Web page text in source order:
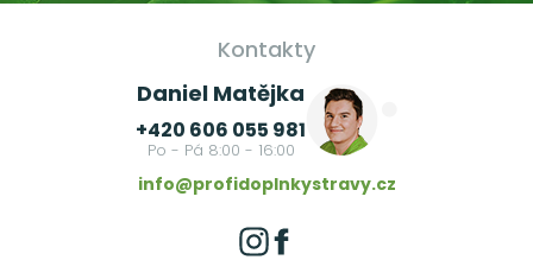
Kontakty
Daniel Matějka
+420 606 055 981
Po - Pá 8:00 - 16:00
info@profidoplnkystravy.cz